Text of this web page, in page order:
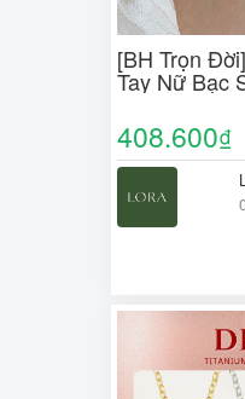
[BH Trọn
Tay Nữ Bạc
Bình An Gia
Size Tay
408.600₫